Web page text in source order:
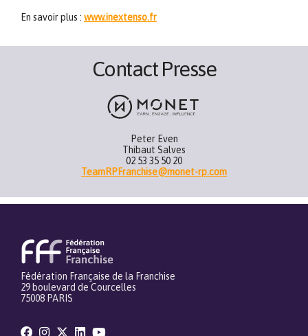
En savoir plus : www.inextenso.fr
Contact Presse
Peter Even
Thibaut Salves
02 53 35 50 20
TeamRPFranchise@monet-rp.com
Fédération Française de la Franchise
29 boulevard de Courcelles
75008 PARIS